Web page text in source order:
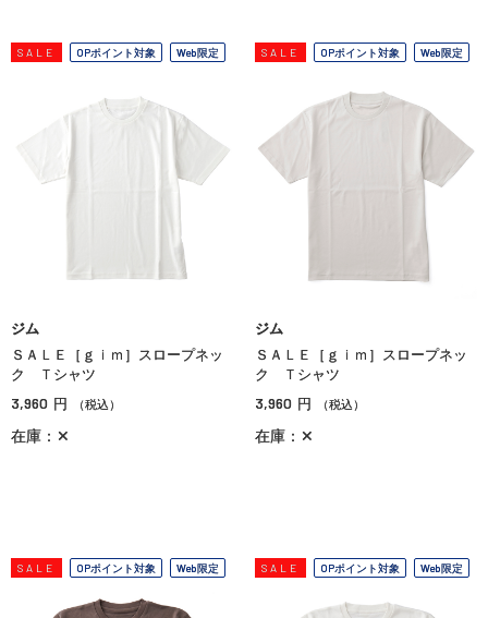
SALE OPポイント対象 Web限定
ジム
ＳＡＬＥ［ｇｉｍ］スロープネッ
ク Ｔシャツ
3,960 円 （税込）
在庫：✕
SALE OPポイント対象 Web限定
ジム
ＳＡＬＥ［ｇｉｍ］スロープネッ
ク Ｔシャツ
3,960 円 （税込）
在庫：✕
SALE OPポイント対象 Web限定 SALE OPポイント対象 Web限定